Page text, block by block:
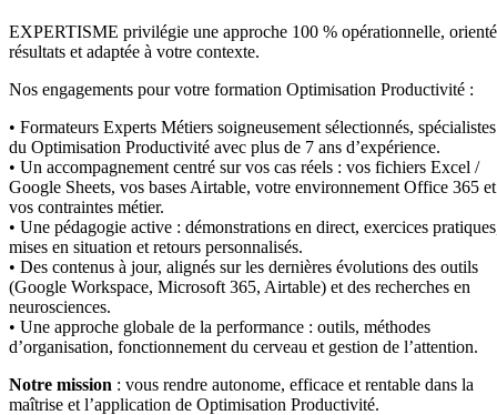
EXPERTISME privilégie une approche 100 % opérationnelle,
résultats et adaptée à votre contexte.
Nos engagements pour votre formation Optimisation Productivité :
• Formateurs Experts Métiers soigneusement sélectionnés, spécialistes
du Optimisation Productivité avec plus de 7 ans d’expérience.
• Un accompagnement centré sur vos cas réels : vos fichiers Excel /
Google Sheets, vos bases Airtable, votre environnement Office 365 et
vos contraintes métier.
• Une pédagogie active : démonstrations en direct, exercices
mises en situation et retours personnalisés.
• Des contenus à jour, alignés sur les dernières évolutions des outils
(Google Workspace, Microsoft 365, Airtable) et des recherches en
neurosciences.
• Une approche globale de la performance : outils, méthodes
d’organisation, fonctionnement du cerveau et gestion de l’attention.
Notre mission : vous rendre autonome, efficace et rentable dans la
maîtrise et l’application de Optimisation Productivité.